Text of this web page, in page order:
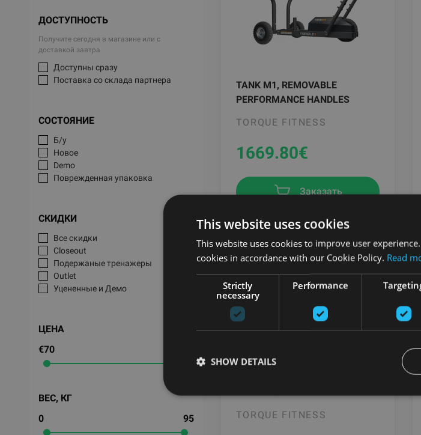
ДОСТУПНОСТЬ
Получите сегодня в магазине или с
доставкой завтра
Доступны сразу
Поставка со склада партнера
СОСТОЯНИЕ
Б/у
Новое
Demo
Поврежденная упаковка
СКИДКИ
Все скидки
Closeout
Подержаные тренажеры
Outlet
Уцененные и Демо
ЦЕНА
€70
ВЕС, КГ
0
95
TANK M1, REMOVABLE
PERFORMANCE HANDLES
TORQUE FITNESS
1669.80€
Заказать
TORQUE FITNESS
This website uses cookies
This website uses cookies to improve user
cookies in accordance with our Cookie Policy. Read
Strictly
necessary
Performance
SHOW DETAILS